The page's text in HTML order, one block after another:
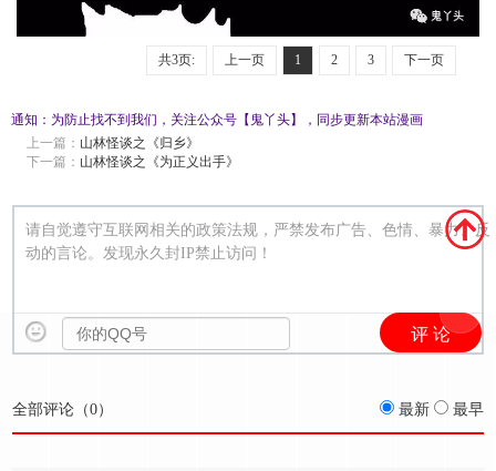
共3页: 上一页 1 2 3 下一页
通知：为防止找不到我们，关注公众号【鬼丫头】，同步更新本站漫画
上一篇： 山林怪谈之《归乡》
下一篇： 山林怪谈之《为正义出手》
请自觉遵守互联网相关的政策法规，严禁发布广告、色情、暴力、反
动的言论。发现永久封IP禁止访问！
全部评论（0） 最新 最早